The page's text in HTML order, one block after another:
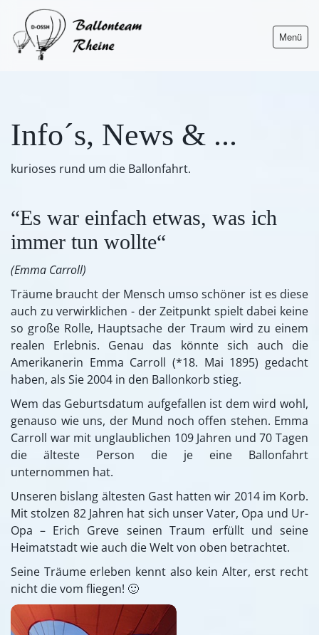
Menü
Impressionen
LIVE-Verfolgen
Aktuelles
Info´s & News
Kontakt
Info´s, News & ...
kurioses rund um die Ballonfahrt.
“Es war einfach etwas, was ich
immer tun wollte“
(Emma Carroll)
Träume braucht der Mensch umso schöner ist es diese
auch zu verwirklichen - der Zeitpunkt spielt dabei keine
so große Rolle, Hauptsache der Traum wird zu einem
realen Erlebnis. Genau das könnte sich auch die
Amerikanerin Emma Carroll (*18. Mai 1895) gedacht
haben, als Sie 2004 in den Ballonkorb stieg.
Wem das Geburtsdatum aufgefallen ist dem wird wohl,
genauso wie uns, der Mund noch offen stehen. Emma
Carroll war mit unglaublichen 109 Jahren und 70 Tagen
die älteste Person die je eine Ballonfahrt
unternommen hat.
Unseren bislang ältesten Gast hatten wir 2014 im Korb.
Mit stolzen 82 Jahren hat sich unser Vater, Opa und Ur-
Opa – Erich Greve seinen Traum erfüllt und seine
Heimatstadt wie auch die Welt von oben betrachtet.
Seine Träume erleben kennt also kein Alter, erst recht
nicht die vom fliegen! 🙂